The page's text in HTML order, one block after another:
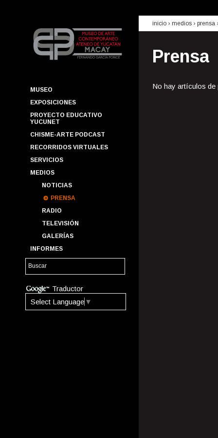
MUSEO
EXPOSICIONES
PROYECTO EDUCATIVO
YUCUNET
CHISME-ARTE PODCAST
RECORRIDOS VIRTUALES
SERVICIOS
MEDIOS
NOTICIAS
PRENSA
RADIO
TELEVISIÓN
GALERÍAS
INFORMES
Traductor
Select Language ▼
inicio › medios › prensa
Prensa
No hay artículos de